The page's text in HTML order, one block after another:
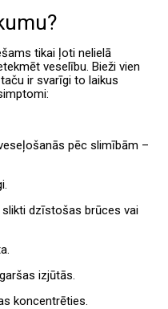
tikai ļoti nelielā
veselību. Bieži vien
ir svarīgi to laikus
pēc slimībām –
dzīstošas brūces vai
izjūtās.
koncentrēties.